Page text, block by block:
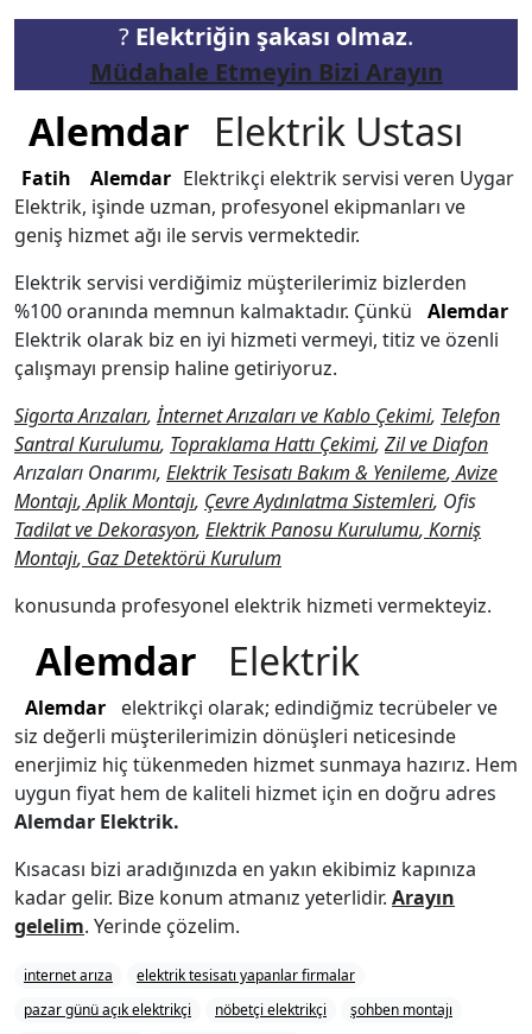
? Elektriğin şakası olmaz.
Müdahale Etmeyin Bizi Arayın
Alemdar Elektrik Ustası
Fatih Alemdar Elektrikçi elektrik servisi veren Uygar
Elektrik, işinde uzman, profesyonel ekipmanları ve
geniş hizmet ağı ile servis vermektedir.
Elektrik servisi verdiğimiz müşterilerimiz bizlerden
%100 oranında memnun kalmaktadır. Çünkü
Alemdar
Elektrik olarak biz en iyi hizmeti vermeyi, titiz ve özenli
çalışmayı prensip haline getiriyoruz.
Sigorta Arızaları,İnternet Arızaları ve Kablo Çekimi, Telefon
Santral Kurulumu, Topraklama Hattı Çekimi, Zil ve Diafon
Arızaları Onarımı, Elektrik Tesisatı Bakım & Yenileme,Avize
Montajı,Aplik Montajı, Çevre Aydınlatma Sistemleri, Ofis
Tadilat ve Dekorasyon, Elektrik Panosu Kurulumu, Korniş
Montajı, Gaz Detektörü Kurulum
konusunda profesyonel elektrik hizmeti vermekteyiz.
Alemdar Elektrik
Alemdar
elektrikçi olarak; edindiğmiz tecrübeler ve
siz değerli müşterilerimizin dönüşleri neticesinde
enerjimiz hiç tükenmeden hizmet sunmaya hazırız. Hem
uygun fiyat hem de kaliteli hizmet için en doğru adres
Alemdar Elektrik.
Kısacası bizi aradığınızda en yakın ekibimiz kapınıza
kadar gelir. Bize konum atmanız yeterlidir. Arayın
gelelim. Yerinde çözelim.
internet arıza
elektrik tesisatı yapanlar firmalar
pazar günü açık elektrikçi
nöbetçi elektrikçi şohben montajı